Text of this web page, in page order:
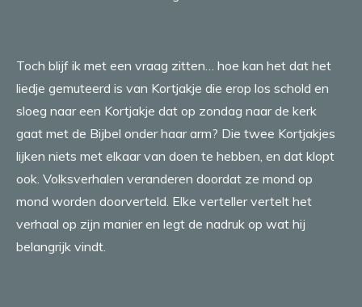
Toch blijf ik met een vraag zitten… hoe kan het dat het
liedje gemuteerd is van Kortjakje die erop los schold en
sloeg naar een Kortjakje dat op zondag naar de kerk
gaat met de Bijbel onder haar arm? Die twee Kortjakjes
lijken niets met elkaar van doen te hebben, en dat klopt
ook. Volksverhalen veranderen doordat ze mond op
mond worden doorverteld. Elke verteller vertelt het
verhaal op zijn manier en legt de nadruk op wat hij
belangrijk vindt.